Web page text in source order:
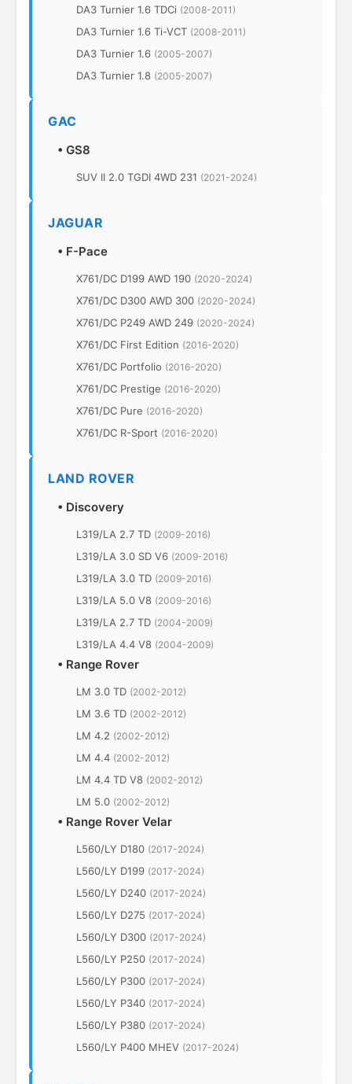
DA3 Turnier 1.6 TDCi (2008-2011)
DA3 Turnier 1.6 Ti-VCT (2008-2011)
DA3 Turnier 1.6 (2005-2007)
DA3 Turnier 1.8 (2005-2007)
GAC
• GS8
SUV II 2.0 TGDI 4WD 231 (2021-2024)
JAGUAR
• F-Pace
X761/DC D199 AWD 190 (2020-2024)
X761/DC D300 AWD 300 (2020-2024)
X761/DC P249 AWD 249 (2020-2024)
X761/DC First Edition (2016-2020)
X761/DC Portfolio (2016-2020)
X761/DC Prestige (2016-2020)
X761/DC Pure (2016-2020)
X761/DC R-Sport (2016-2020)
LAND ROVER
• Discovery
L319/LA 2.7 TD (2009-2016)
L319/LA 3.0 SD V6 (2009-2016)
L319/LA 3.0 TD (2009-2016)
L319/LA 5.0 V8 (2009-2016)
L319/LA 2.7 TD (2004-2009)
L319/LA 4.4 V8 (2004-2009)
• Range Rover
LM 3.0 TD (2002-2012)
LM 3.6 TD (2002-2012)
LM 4.2 (2002-2012)
LM 4.4 (2002-2012)
LM 4.4 TD V8 (2002-2012)
LM 5.0 (2002-2012)
• Range Rover Velar
L560/LY D180 (2017-2024)
L560/LY D199 (2017-2024)
L560/LY D240 (2017-2024)
L560/LY D275 (2017-2024)
L560/LY D300 (2017-2024)
L560/LY P250 (2017-2024)
L560/LY P300 (2017-2024)
L560/LY P340 (2017-2024)
L560/LY P380 (2017-2024)
L560/LY P400 MHEV (2017-2024)